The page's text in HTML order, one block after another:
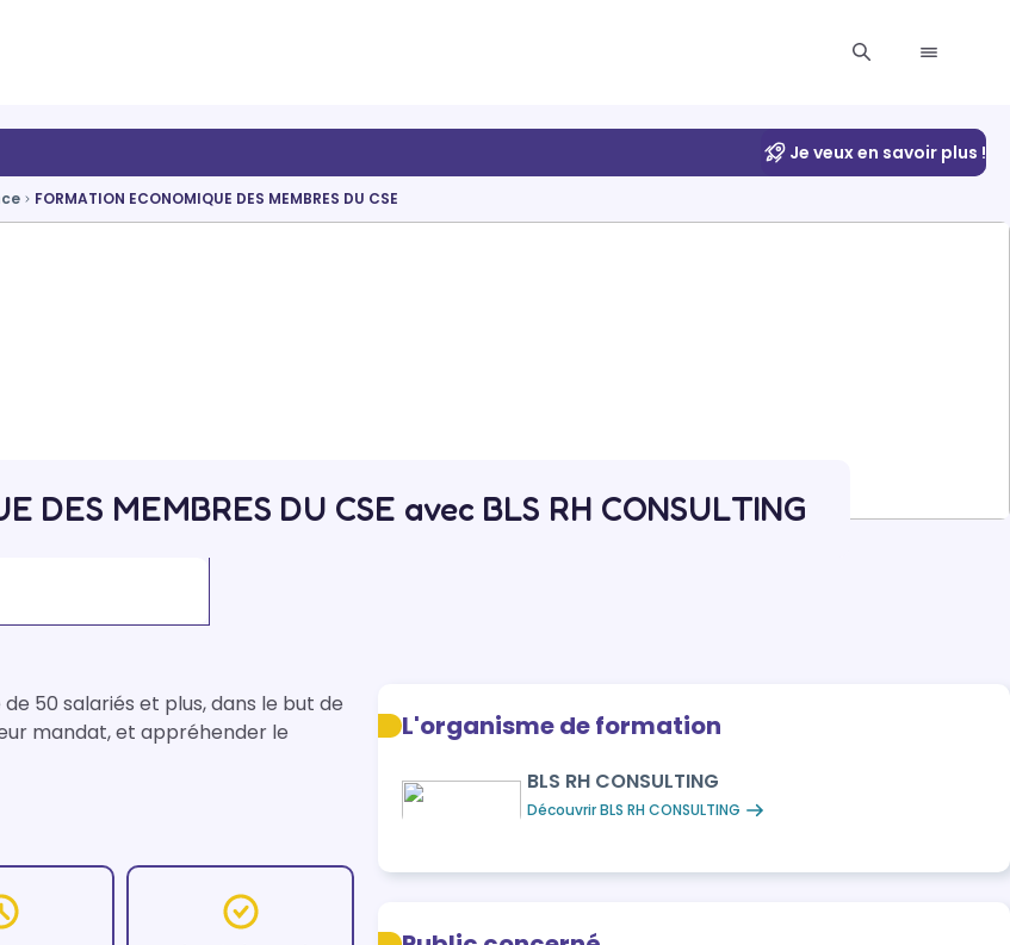
Je veux en savoir plus !
FORMATION ECONOMIQUE DES MEMBRES DU CSE
DES MEMBRES DU CSE avec BLS RH CONSULTING
50 salariés et plus, dans le but de
mandat, et appréhender le
L'organisme de formation
BLS RH CONSULTING
Découvrir BLS RH CONSULTING